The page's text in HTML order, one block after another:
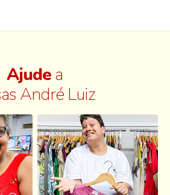
Ajudea
André Luiz